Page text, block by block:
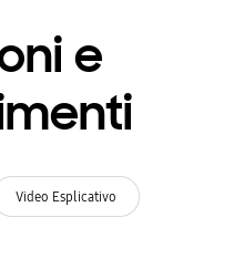
e
Video Esplicativo